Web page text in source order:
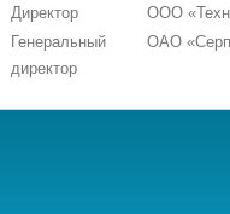
Директор
ООО
Генеральный
директор
ОАО